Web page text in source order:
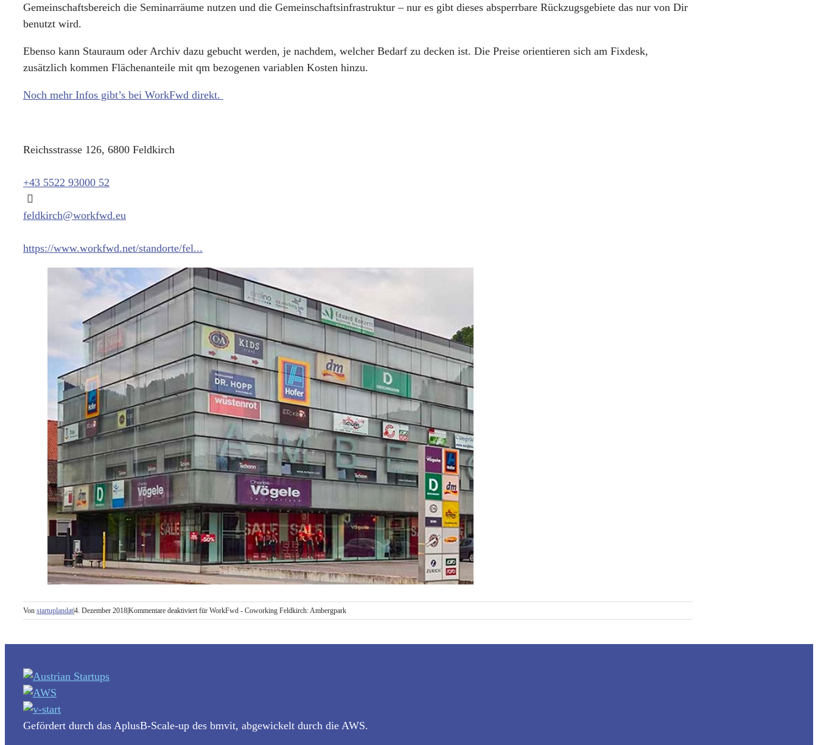
Gemeinschaftsbereich die Seminarräume nutzen und die Gemeinschaftsinfrastruktur – nur es gibt dieses absperrbare Rückzugsgebiete das nur von Dir
benutzt wird.
Ebenso kann Stauraum oder Archiv dazu gebucht werden, je nachdem, welcher Bedarf zu decken ist. Die Preise orientieren sich am Fixdesk,
zusätzlich kommen Flächenanteile mit qm bezogenen variablen Kosten hinzu.
Noch mehr Infos gibt’s bei WorkFwd direkt.
Reichsstrasse 126, 6800 Feldkirch
+43 5522 93000 52
feldkirch@workfwd.eu
https://www.workfwd.net/standorte/fel...
Von startuplandat4. Dezember 2018Kommentare deaktiviertfür WorkFwd - Coworking Feldkirch: Ambergpark
Gefördert durch das AplusB-Scale-up des bmvit, abgewickelt durch die AWS.